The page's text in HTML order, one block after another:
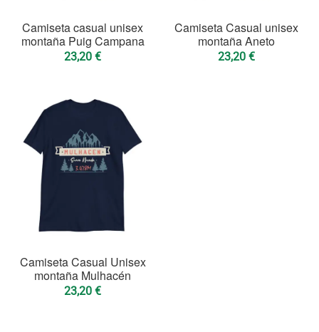
Camiseta casual unisex
montaña Puig Campana
23,20 €
Camiseta Casual unisex
montaña Aneto
23,20 €
Camiseta Casual Unisex
montaña Mulhacén
23,20 €